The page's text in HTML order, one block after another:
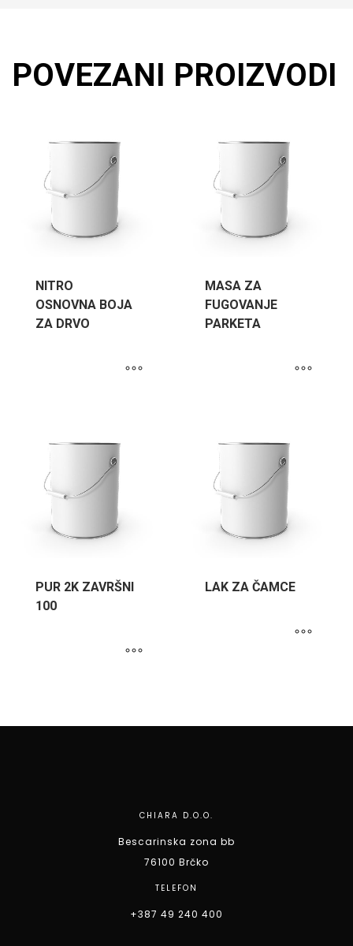
POVEZANI PROIZVODI
NITRO
OSNOVNA BOJA
ZA DRVO
MASA ZA
FUGOVANJE
PARKETA
PUR 2K ZAVRŠNI
100
LAK ZA ČAMCE
CHIARA D.O.O.
Bescarinska zona bb
76100 Brčko
TELEFON
+387 49 240 400